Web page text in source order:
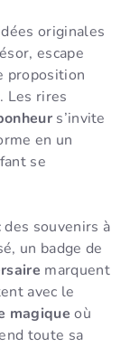
originales
escape
proposition
. Les rires
s’invite
en un
se
souvenirs à
un badge de
marquent
avec le
magique où
toute sa